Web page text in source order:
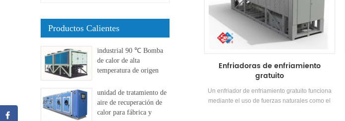
carcasa y tubos de alta eficiencia. La unidad
está controlada por microordenador y equipada
con varias funciones de protección de alta
fiabilidad. Está diseñado para un aire
acondicionado cómodo y puede usarse en
paralelo con varias máquinas/módulos, lo cual
es adecuado para el campo de proveedores de
enfriadores enfriados por agua tipo caja, como
oficinas, etc. Tiene dos tipos abiertos y Tipo de
caja de WC. Se pueden formar combinaciones
Enfriadoras de enfriamiento
gratuito
Un enfriador de enfriamiento gratuito funciona
mediante el uso de fuerzas naturales como el
Productos Calientes
industrial 90 ℃ Bomba
de calor de alta
temperatura de origen
unidad de tratamiento de
aire de recuperación de
calor para fábrica y